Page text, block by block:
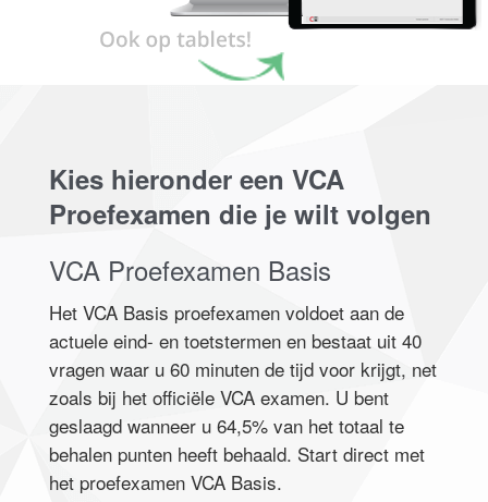
Kies hieronder een VCA
Proefexamen die je wilt volgen
VCA Proefexamen Basis
Het VCA Basis proefexamen voldoet aan de
actuele eind- en toetstermen en bestaat uit 40
vragen waar u 60 minuten de tijd voor krijgt, net
zoals bij het officiële VCA examen. U bent
geslaagd wanneer u 64,5% van het totaal te
behalen punten heeft behaald. Start direct met
het proefexamen VCA Basis.